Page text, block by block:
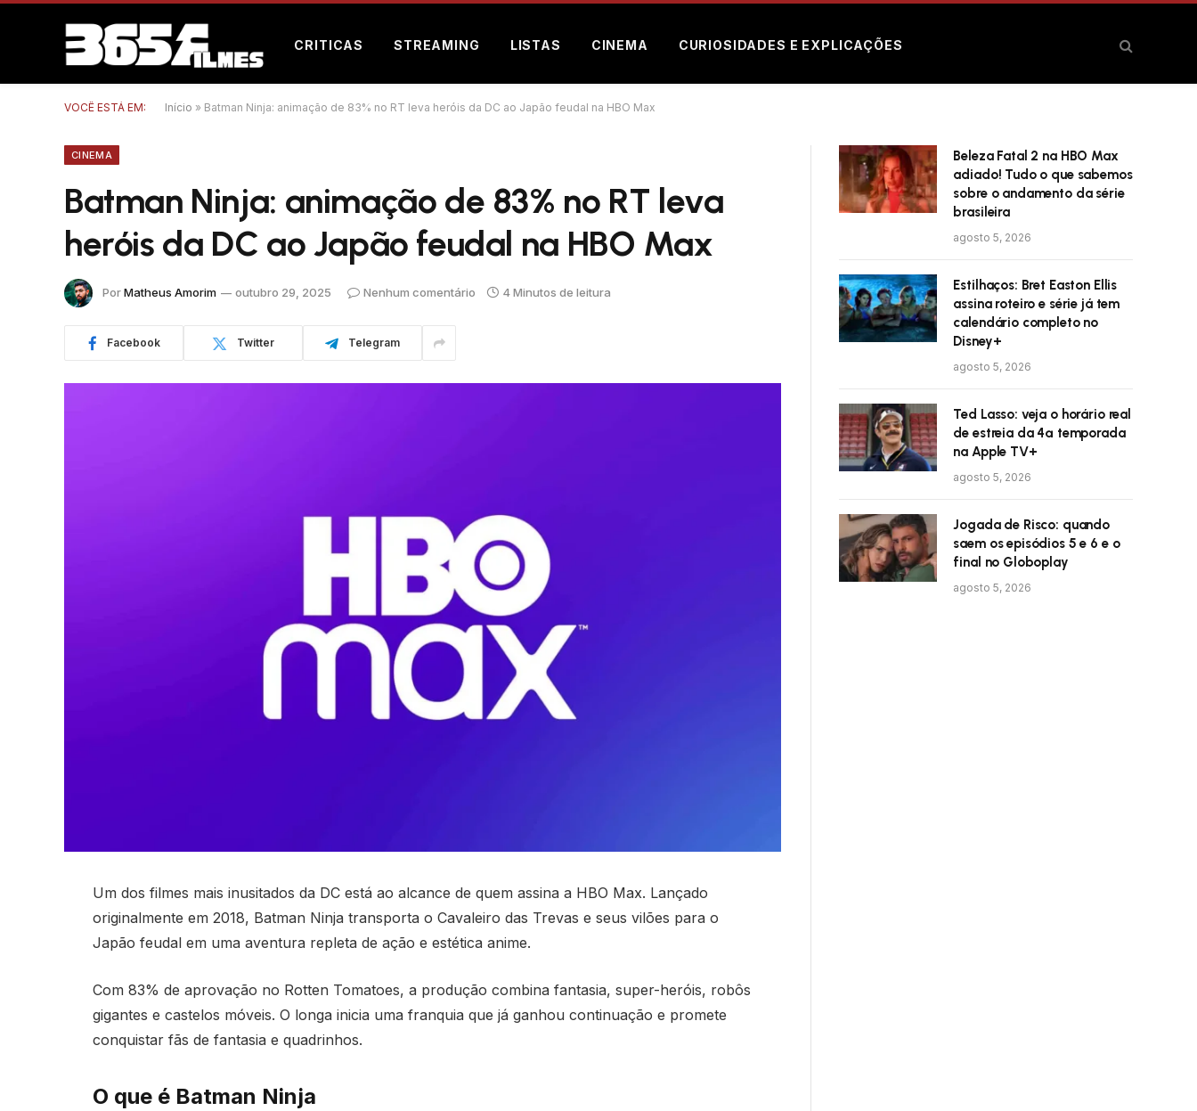
CRITICAS STREAMING LISTAS CINEMA CURIOSIDADES E EXPLICAÇÕES
VOCÊ ESTÁ EM: Início » Batman Ninja: animação de 83% no RT leva heróis da DC ao Japão feudal na HBO Max
CINEMA
Batman Ninja: animação de 83% no RT leva
heróis da DC ao Japão feudal na HBO Max
PorMatheus Amorim outubro 29, 2025 Nenhum comentário 4 Minutos de leitura
Facebook Twitter Telegram
Um dos filmes mais inusitados da DC está ao alcance de quem assina a HBO Max. Lançado
originalmente em 2018, Batman Ninja transporta o Cavaleiro das Trevas e seus vilões para o
Japão feudal em uma aventura repleta de ação e estética anime.
Com 83% de aprovação no Rotten Tomatoes, a produção combina fantasia, super-heróis, robôs
gigantes e castelos móveis. O longa inicia uma franquia que já ganhou continuação e promete
conquistar fãs de fantasia e quadrinhos.
O que é Batman Ninja
Beleza Fatal 2 na HBO Max
adiado! Tudo o que sabemos
sobre o andamento da série
brasileira
agosto 5, 2026
Estilhaços: Bret Easton Ellis
assina roteiro e série já tem
calendário completo no
Disney+
agosto 5, 2026
Ted Lasso: veja o horário real
de estreia da 4ª temporada
na Apple TV+
agosto 5, 2026
Jogada de Risco: quando
saem os episódios 5 e 6 e o
final no Globoplay
agosto 5, 2026